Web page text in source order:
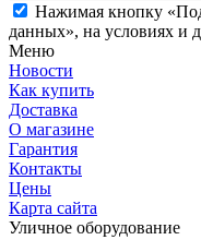
Нажимая кнопку
данных», на условиях и
Меню
Новости
Как купить
Доставка
О магазине
Гарантия
Контакты
Цены
Карта сайта
Уличное оборудование